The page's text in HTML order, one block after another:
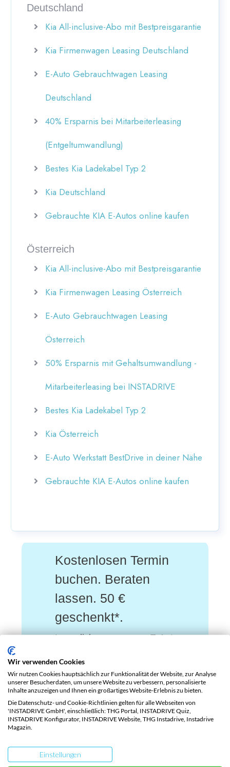
Deutschland
Kia All-inclusive-Abo mit Bestpreisgarantie
Kia Firmenwagen Leasing Deutschland
E-Auto Gebrauchtwagen Leasing
Deutschland
40% Ersparnis bei Mitarbeiterleasing
(Entgeltumwandlung)
Bestes Kia Ladekabel Typ 2
Kia Deutschland
Gebrauchte KIA E-Autos online kaufen
Österreich
Kia All-inclusive-Abo mit Bestpreisgarantie
Kia Firmenwagen Leasing Österreich
E-Auto Gebrauchtwagen Leasing
Österreich
50% Ersparnis mit Gehaltsumwandlung -
Mitarbeiterleasing bei INSTADRIVE
Bestes Kia Ladekabel Typ 2
Kia Österreich
E-Auto Werkstatt BestDrive in deiner Nähe
Gebrauchte KIA E-Autos online kaufen
Kostenlosen Termin
buchen. Beraten
lassen. 50 €
geschenkt*.
Lass dich von unseren E-Auto-
Spezialisten
undLeasing-Optionen beraten
– unabhängig von Marken und
ganz auf deine Bedürfnisse
Wir verwenden Cookies
Wir nutzen Cookies hauptsächlich zur Funktionalität der Website, zur Analyse
unserer Besucherdaten, um unsere Website zu verbessern, personalisierte
Inhalte anzuzeigen und Ihnen ein großartiges Website-Erlebnis zu bieten.
Die Datenschutz- und Cookie-Richtlinien gelten für alle Webseiten von
'INSTADRIVE GmbH', einschließlich: THG Portal, INSTADRIVE Quiz,
INSTADRIVE Konfigurator, INSTADRIVE Website, THG Instadrive, Instadrive
Magazin.
Einstellungen